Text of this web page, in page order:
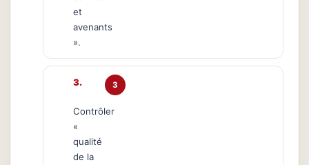
et
avenants
».
3
Contrôler
«
qualité
de la